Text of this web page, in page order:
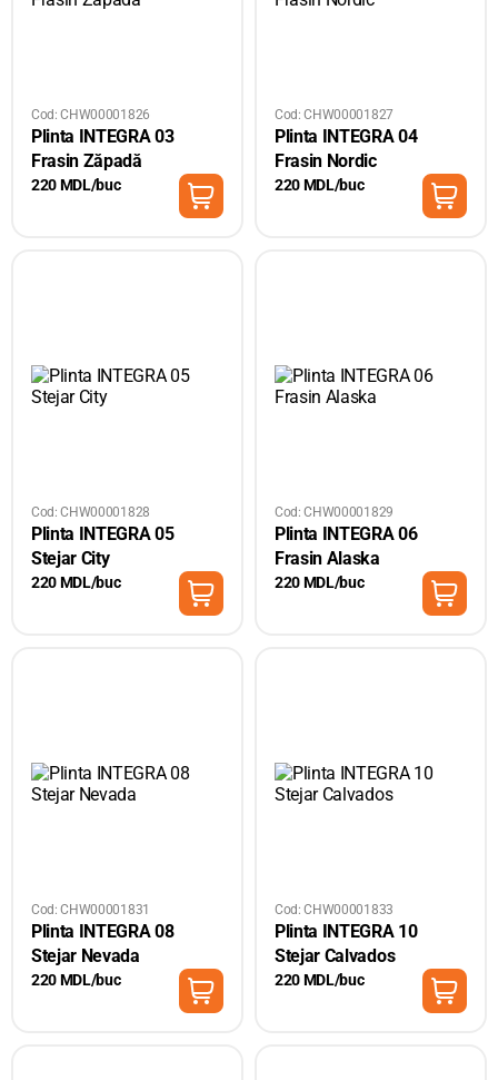
Cod: CHW00001826
Plinta INTEGRA 03
Frasin Zăpadă
220 MDL/buc
Cod: CHW00001827
Plinta INTEGRA 04
Frasin Nordic
220 MDL/buc
Cod: CHW00001828
Plinta INTEGRA 05
Stejar City
220 MDL/buc
Cod: CHW00001829
Plinta INTEGRA 06
Frasin Alaska
220 MDL/buc
Cod: CHW00001831
Plinta INTEGRA 08
Stejar Nevada
220 MDL/buc
Cod: CHW00001833
Plinta INTEGRA 10
Stejar Calvados
220 MDL/buc